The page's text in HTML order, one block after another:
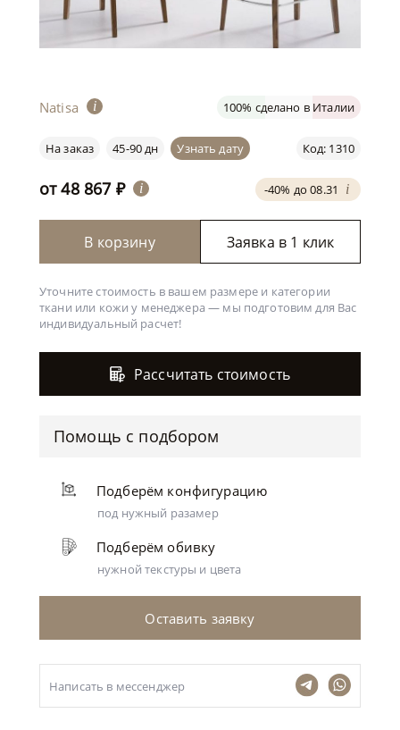
Natisa i 100% сделано в Италии
Код: 1310
На заказ 45-90 дн Узнать дату
-40% до 08.31 i
от48 867 ₽ i
В корзину Заявка в 1 клик
Уточните стоимость в вашем размере и категории
ткани или кожи у менеджера — мы подготовим для Вас
индивидуальный расчет!
Рассчитать стоимость
Помощь с подбором
Подберём конфигурацию
под нужный разамер
Подберём обивку
нужной текстуры и цвета
Оставить заявку
Написать в мессенджер